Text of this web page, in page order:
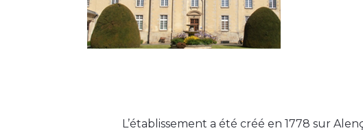
L’établissement a été créé en 1778 sur